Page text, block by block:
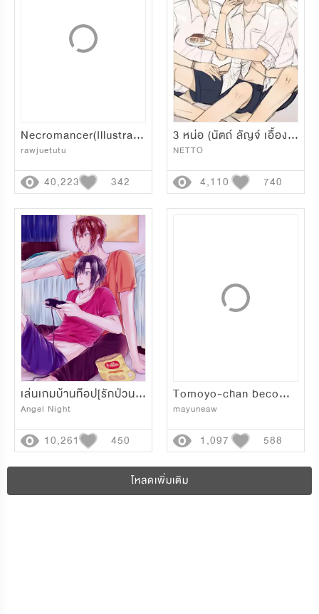
Necromancer(Illustrator Contest Asia)
rawjuetutu
40,223 342
3 หน่อ (นัตถ์ ลัญจ์ เอื้องเหนือ)
NETTO
4,110 740
เล่นเกมบ้านท๊อป[รักป่วนๆกวนบาทา]
Angel Night
10,261 450
Tomoyo-chan becomes sheep
mayuneaw
1,097 588
โหลดเพิ่มเติม